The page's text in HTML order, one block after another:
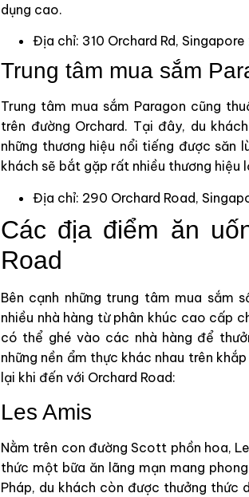
dụng cao.
Địa chỉ: 310 Orchard Rd,
Trung tâm mua sắm
Trung tâm mua sắm Paragon cũng
trên đường Orchard. Tại đây, du
những thương hiệu nổi tiếng được săn
khách sẽ bắt gặp rất nhiều thương hiệu
Địa chỉ: 290 Orchard Road,
Các địa điểm ăn
Road
Bên cạnh những trung tâm mua sắm
nhiều nhà hàng từ phân khúc cao cấp
có thể ghé vào các nhà hàng để
những nền ẩm thực khác nhau trên
lại khi đến với Orchard Road:
Les Amis
Nằm trên con đường Scott phồn hoa,
thức một bữa ăn lãng mạn mang
Pháp, du khách còn được thưởng thức